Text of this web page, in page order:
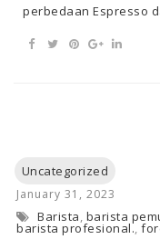
perbedaan Espresso
Barista, barista
barista profesional.,